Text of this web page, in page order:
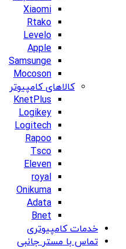
Xiaomi
Rtako
Levelo
Apple
Samsunge
Mocoson
کالاهای کامپیوتر
KnetPlus
Logikey
Logitech
Rapoo
Tsco
Eleven
royal
Onikuma
Adata
Bnet
خدمات کامپیوتری
تماس با مستر جانبی